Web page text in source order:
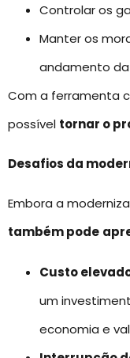
Controlar os
Manter os
andamento
Com a ferramenta
possível tornar o
Desafios da
Embora a
também pode
Custo
um
economia e